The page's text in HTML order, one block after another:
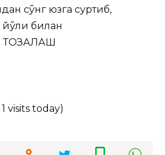
сўнг юзга суртиб,
йўли билан
ТОЗАЛАШ
visits today)